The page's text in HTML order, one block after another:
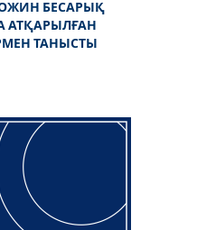
БЕСАРЫҚ
АТҚАРЫЛҒАН
ТАНЫСТЫ